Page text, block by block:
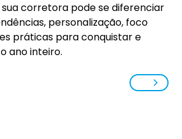
corretora pode se diferenciar
personalização, foco
práticas para conquistar e
ano inteiro.